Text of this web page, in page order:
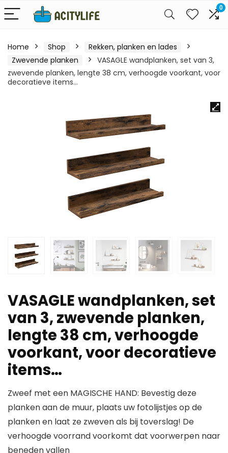
0
Home Shop
Rekken, planken en lades
Zwevende planken
VASAGLE wandplanken, set van 3,
zwevende planken, lengte 38 cm, verhoogde voorkant, voor
decoratieve items…
VASAGLE wandplanken, set
van 3, zwevende planken,
lengte 38 cm, verhoogde
voorkant, voor decoratieve
items…
Zweef met een MAGISCHE HAND: Bevestig deze
planken aan de muur, plaats uw fotolijstjes op de
planken en laat ze zweven als bij toverslag! De
verhoogde voorrand voorkomt dat voorwerpen naar
beneden vallen